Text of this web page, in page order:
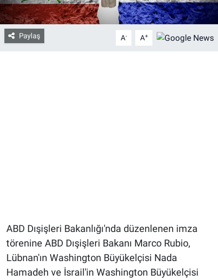
Paylaş A- A+
ABD Dışişleri Bakanlığı'nda düzenlenen imza
törenine ABD Dışişleri Bakanı Marco Rubio,
Lübnan'ın Washington Büyükelçisi Nada
Hamadeh ve İsrail'in Washington Büyükelçisi
Yaşam
Gözden Kaçmasın